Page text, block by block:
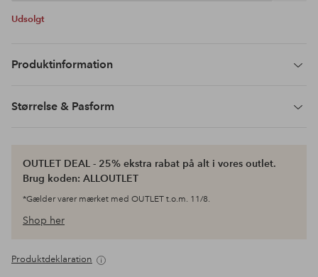
Udsolgt
Produktinformation
Størrelse & Pasform
OUTLET DEAL - 25% ekstra rabat på alt i vores outlet.
Brug koden: ALLOUTLET
*Gælder varer mærket med OUTLET t.o.m. 11/8.
Shop her
Produktdeklaration